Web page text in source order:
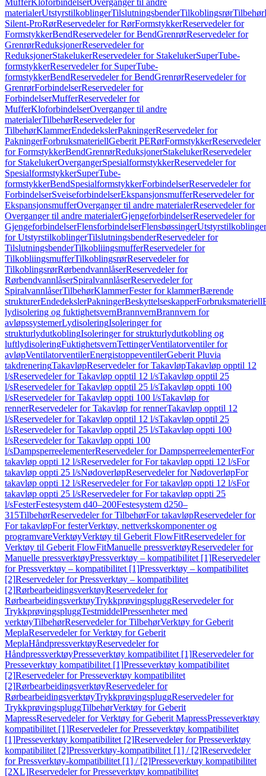
MufferKloforbindelserOverganger til andre
materialerUtstyrstilkoblingerTilslutningsbenderTilkoblingsrørTilbehør
Silent-ProRørReservedeler for RørFormstykkerReservedeler for
FormstykkerBendReservedeler for BendGrenrørReservedeler for
GrenrørReduksjonerReservedeler for
ReduksjonerStakelukerReservedeler for StakelukerSuperTube-
formstykkerReservedeler for SuperTube-
formstykkerBendReservedeler for BendGrenrørReservedeler for
GrenrørForbindelserReservedeler for
ForbindelserMufferReservedeler for
MufferKloforbindelserOverganger til andre
materialerTilbehørReservedeler for
TilbehørKlammerEndedekslerPakningerReservedeler for
PakningerForbruksmateriellGeberit PERørFormstykkerReservedeler
for FormstykkerBendGrenrørReduksjonerStakelukerReservedeler
for StakelukerOvergangerSpesialformstykkerReservedeler for
SpesialformstykkerSuperTube-
formstykkerBendSpesialformstykkerForbindelserReservedeler for
ForbindelserSveiseforbindelserEkspansjonsmufferReservedeler for
EkspansjonsmufferOverganger til andre materialerReservedeler for
Overganger til andre materialerGjengeforbindelserReservedeler for
GjengeforbindelserFlensforbindelserFlensbøssingerUtstyrstilkoblinger
for UtstyrstilkoblingerTilslutningsbenderReservedeler for
TilslutningsbenderTilkobliingsmufferReservedeler for
TilkobliingsmufferTilkoblingsrørReservedeler for
TilkoblingsrørRørbendvannlåserReservedeler for
RørbendvannlåserSpiralvannlåserReservedeler for
SpiralvannlåserTilbehørKlammerFester for klammerBærende
strukturerEndedekslerPakningerBeskyttelseskapperForbruksmateriell
lydisolering og fuktighetsvernBrannvernBrannvern for
avløpssystemerLydisoleringIsoleringer for
strukturlydutkoblingIsoleringer for strukturlydutkobling og
luftlydisoleringFuktighetsvernTettingerVentilatorventiler for
avløpVentilatorventilerEnergistoppeventilerGeberit Pluvia
takdreneringTakavløpReservedeler for TakavløpTakavløp opptil 12
l/sReservedeler for Takavløp opptil 12 l/sTakavløp opptil 25
l/sReservedeler for Takavløp opptil 25 l/sTakavløp oppti 100
l/sReservedeler for Takavløp oppti 100 l/sTakavløp for
rennerReservedeler for Takavløp for rennerTakavløp opptil 12
l/sReservedeler for Takavløp opptil 12 l/sTakavløp opptil 25
l/sReservedeler for Takavløp opptil 25 l/sTakavløp oppti 100
l/sReservedeler for Takavløp oppti 100
l/sDampsperreelementerReservedeler for DampsperreelementerFor
takavløp oppti 12 l/sReservedeler for For takavløp oppti 12 l/sFor
takavløp oppti 25 l/sNødoverløpReservedeler for NødoverløpFor
takavløp oppti 12 l/sReservedeler for For takavløp oppti 12 l/sFor
takavløp oppti 25 l/sReservedeler for For takavløp oppti 25
l/sFesterFestesystem d40–200Festesystem d250–
315TilbehørReservedeler for TilbehørFor takavløpReservedeler for
For takavløpFor festerVerktøy, nettverkskomponenter og
programvareVerktøyVerktøy til Geberit FlowFitReservedeler for
Verktøy til Geberit FlowFitManuelle pressverktøyReservedeler for
Manuelle pressverktøyPressverktøy – kompatibilitet [1]Reservedeler
for Pressverktøy – kompatibilitet [1]Pressverktøy – kompatibilitet
[2]Reservedeler for Pressverktøy – kompatibilitet
[2]RørbearbeidingsverktøyReservedeler for
RørbearbeidingsverktøyTrykkprøvingspluggReservedeler for
TrykkprøvingspluggTestmiddelPressenheter med
verktøyTilbehørReservedeler for TilbehørVerktøy for Geberit
MeplaReservedeler for Verktøy for Geberit
MeplaHåndpressverktøyReservedeler for
HåndpressverktøyPresseverktøy kompatibilitet [1]Reservedeler for
Presseverktøy kompatibilitet [1]Presseverktøy kompatibilitet
[2]Reservedeler for Presseverktøy kompatibilitet
[2]RørbearbeidingsverktøyReservedeler for
RørbearbeidingsverktøyTrykkprøvingspluggReservedeler for
TrykkprøvingspluggTilbehørVerktøy for Geberit
MapressReservedeler for Verktøy for Geberit MapressPresseverktøy
kompatibilitet [1]Reservedeler for Presseverktøy kompatibilitet
[1]Presseverktøy kompatibilitet [2]Reservedeler for Presseverktøy
kompatibilitet [2]Pressverktøy-kompatibilitet [1] / [2]Reservedeler
for Pressverktøy-kompatibilitet [1] / [2]Presseverktøy kompatibilitet
[2XL]Reservedeler for Presseverktøy kompatibilitet